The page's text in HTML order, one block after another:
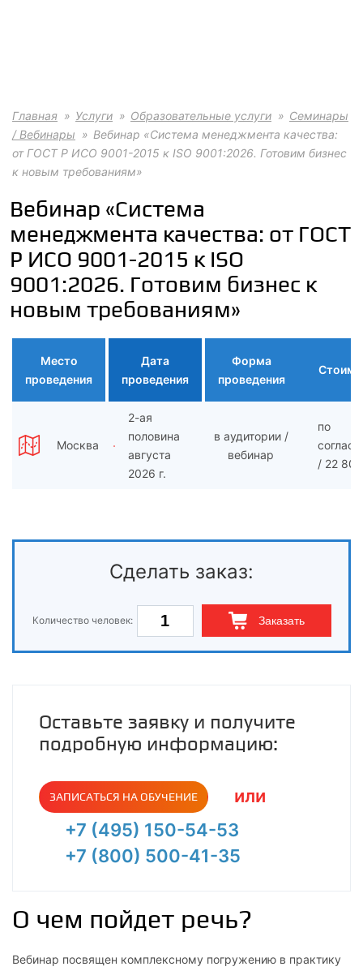
Главная Услуги Образовательные услуги
Семинары
/ Вебинары
Вебинар «Система менеджмента качества:
от ГОСТ Р ИСО 9001-2015 к ISO 9001:2026. Готовим бизнес
к новым требованиям»
Вебинар «Система
менеджмента качества: от ГОСТ
Р ИСО 9001-2015 к ISO
9001:2026. Готовим бизнес к
новым требованиям»
Место
проведения
Дата
проведения
Форма
проведения
Москва
2-ая
половина
августа
2026 г.
в аудитории /
вебинар
по
/ 22
Сделать заказ:
Количество человек: Заказать
Оставьте заявку и получите
подробную информацию:
ЗАПИСАТЬСЯ НА ОБУЧЕНИЕ
или
+7 (495) 150-54-53
+7 (800) 500-41-35
О чем пойдет речь?
Вебинар посвящен комплексному погружению в практику